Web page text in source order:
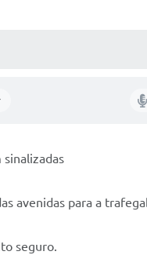
avenidas para a
seguro.